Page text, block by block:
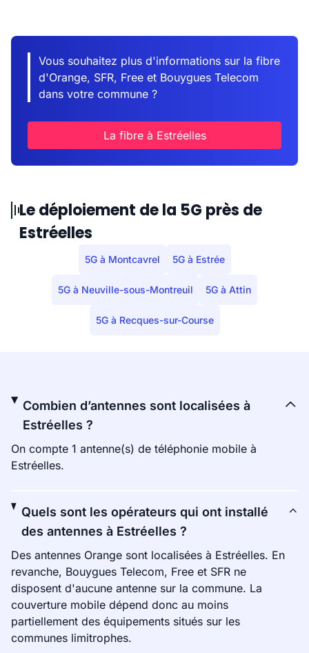
Vous souhaitez plus d'informations sur la fibre
d'Orange, SFR, Free et Bouygues Telecom
dans votre commune ?
La fibre à Estréelles
Le déploiement de la 5G près de
Estréelles
5G à Montcavrel 5G à Estrée
5G à Neuville-sous-Montreuil 5G à Attin
5G à Recques-sur-Course
Combien d’antennes sont localisées à
Estréelles ?
On compte 1 antenne(s) de téléphonie mobile à
Estréelles.
Quels sont les opérateurs qui ont installé
des antennes à Estréelles ?
Des antennes Orange sont localisées à Estréelles. En
revanche, Bouygues Telecom, Free et SFR ne
disposent d'aucune antenne sur la commune. La
couverture mobile dépend donc au moins
partiellement des équipements situés sur les
communes limitrophes.